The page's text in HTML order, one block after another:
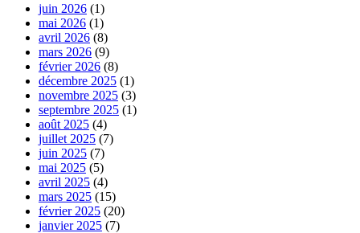
juin 2026 (1)
mai 2026 (1)
avril 2026 (8)
mars 2026 (9)
février 2026 (8)
décembre 2025 (1)
novembre 2025 (3)
septembre 2025 (1)
août 2025 (4)
juillet 2025 (7)
juin 2025 (7)
mai 2025 (5)
avril 2025 (4)
mars 2025 (15)
février 2025 (20)
janvier 2025 (7)